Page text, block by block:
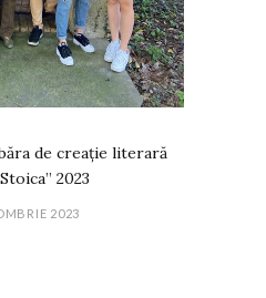
de creație literară
2023
2023